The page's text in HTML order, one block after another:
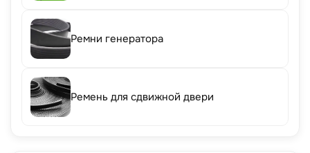
Ремни генератора
Ремень для сдвижной двери